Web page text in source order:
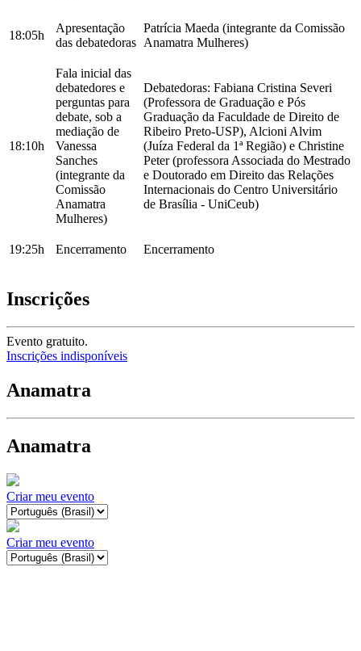
18:05h
Apresentação
das debatedoras
Patrícia Maeda (integrante da Comissão
Anamatra Mulheres)
18:10h
Fala inicial das
debatedores e
perguntas para
debate, sob a
mediação de
Vanessa
Sanches
(integrante da
Comissão
Anamatra
Mulheres)
Debatedoras: Fabiana Cristina Severi
(Professora de Graduação e Pós
Graduação da Faculdade de Direito de
Ribeiro Preto-USP), Alcioni Alvim
(Juíza Federal da 1ª Região) e Christine
Peter (professora Associada do Mestrado
e Doutorado em Direito das Relações
Internacionais do Centro Universitário
de Brasília - UniCeub)
19:25h Encerramento Encerramento
Inscrições
Evento gratuito.
Inscrições indisponíveis
Anamatra
Anamatra
Criar meu evento
Criar meu evento